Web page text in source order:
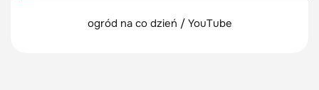
ogród na co dzień / YouTube